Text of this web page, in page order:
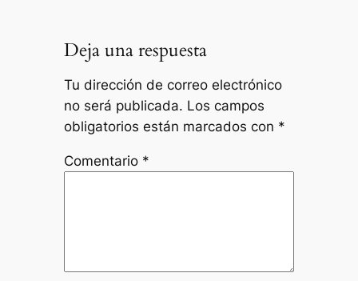
Deja una respuesta
Tu dirección de correo electrónico
no será publicada. Los campos
obligatorios están marcados con *
Comentario *